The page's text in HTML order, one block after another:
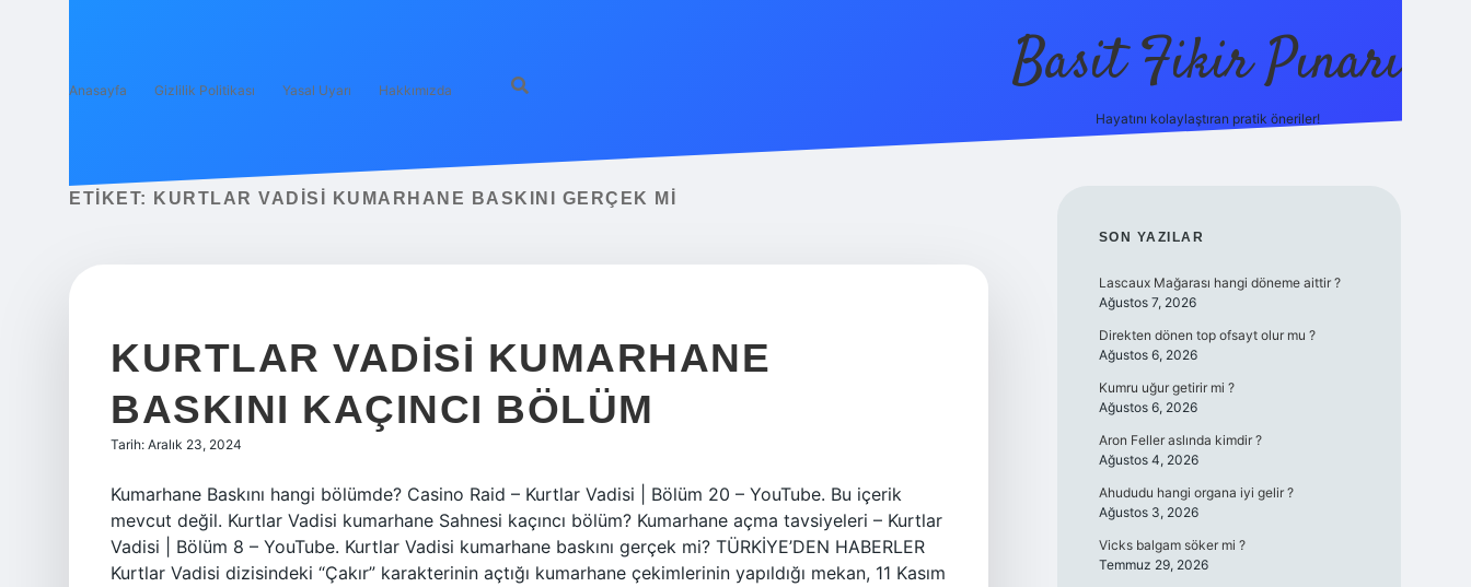
Anasayfa Gizlilik Politikası Yasal Uyarı Hakkımızda Basit Fikir Pınarı
Hayatını kolaylaştıran pratik öneriler!
ETIKET: KURTLAR VADISI KUMARHANE BASKINI GERÇEK MI
KURTLAR VADISI KUMARHANE
BASKINI KAÇINCI BÖLÜM
Tarih: Aralık 23, 2024
Kumarhane Baskını hangi bölümde? Casino Raid – Kurtlar Vadisi | Bölüm 20 – YouTube. Bu içerik
mevcut değil. Kurtlar Vadisi kumarhane Sahnesi kaçıncı bölüm? Kumarhane açma tavsiyeleri – Kurtlar
Vadisi | Bölüm 8 – YouTube. Kurtlar Vadisi kumarhane baskını gerçek mi? TÜRKİYE’DEN HABERLER
Kurtlar Vadisi dizisindeki “Çakır” karakterinin açtığı kumarhane çekimlerinin yapıldığı mekan, 11 Kasım
SIDEBAR
SON YAZILAR
Lascaux Mağarası hangi döneme aittir ?
Ağustos 7, 2026
Direkten dönen top ofsayt olur mu ?
Ağustos 6, 2026
Kumru uğur getirir mi ?
Ağustos 6, 2026
Aron Feller aslında kimdir ?
Ağustos 4, 2026
Ahududu hangi organa iyi gelir ?
Ağustos 3, 2026
Vicks balgam söker mi ?
Temmuz 29, 2026